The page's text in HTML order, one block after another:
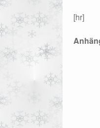
[hr]